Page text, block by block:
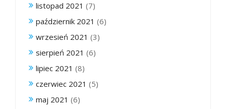
listopad 2021 (7)
październik 2021 (6)
wrzesień 2021 (3)
sierpień 2021 (6)
lipiec 2021 (8)
czerwiec 2021 (5)
maj 2021 (6)